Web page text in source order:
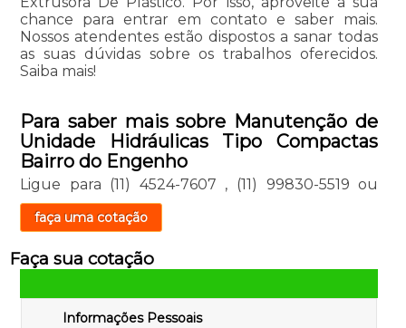
chance para entrar em contato e saber mais.
Nossos atendentes estão dispostos a sanar todas
as suas dúvidas sobre os trabalhos oferecidos.
Saiba mais!
Para saber mais sobre Manutenção de
Unidade Hidráulicas Tipo Compactas
Bairro do Engenho
Ligue para (11) 4524-7607 , (11) 99830-5519 ou
faça uma cotação
Faça sua cotação
Informações Pessoais